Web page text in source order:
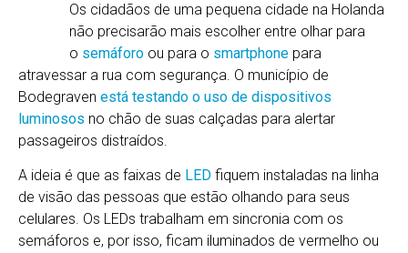
Os cidadãos de uma pequena cidade na Holanda
não precisarão mais escolher entre olhar para
o semáforo ou para o smartphone para
atravessar a rua com segurança. O município de
Bodegraven está testando o uso de dispositivos
luminosos no chão de suas calçadas para alertar
passageiros distraídos.
A ideia é que as faixas de LED fiquem instaladas na linha
de visão das pessoas que estão olhando para seus
celulares. Os LEDs trabalham em sincronia com os
semáforos e, por isso, ficam iluminados de vermelho ou